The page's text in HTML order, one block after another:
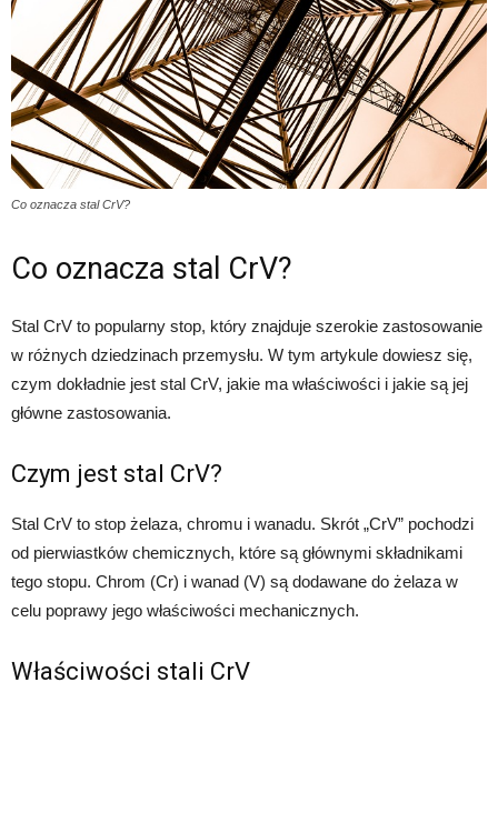
Co oznacza stal CrV?
Co oznacza stal CrV?
Stal CrV to popularny stop, który znajduje szerokie zastosowanie
w różnych dziedzinach przemysłu. W tym artykule dowiesz się,
czym dokładnie jest stal CrV, jakie ma właściwości i jakie są jej
główne zastosowania.
Czym jest stal CrV?
Stal CrV to stop żelaza, chromu i wanadu. Skrót „CrV” pochodzi
od pierwiastków chemicznych, które są głównymi składnikami
tego stopu. Chrom (Cr) i wanad (V) są dodawane do żelaza w
celu poprawy jego właściwości mechanicznych.
Właściwości stali CrV